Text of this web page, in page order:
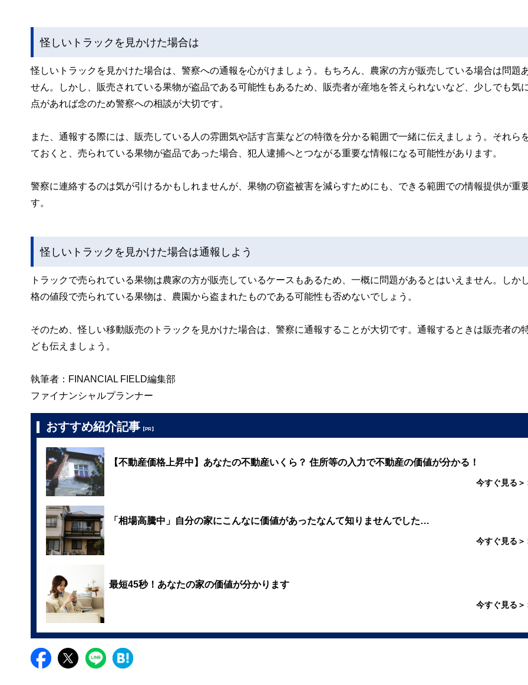
怪しいトラックを見かけた場合は
怪しいトラックを見かけた場合は、警察への通報を心がけましょう。もちろん、農家の方が販売している場合は問題
せん。しかし、販売されている果物が盗品である可能性もあるため、販売者が産地を答えられないなど、少しでも気
点があれば念のため警察への相談が大切です。
また、通報する際には、販売している人の雰囲気や話す言葉などの特徴を分かる範囲で一緒に伝えましょう。それら
ておくと、売られている果物が盗品であった場合、犯人逮捕へとつながる重要な情報になる可能性があります。
警察に連絡するのは気が引けるかもしれませんが、果物の窃盗被害を減らすためにも、できる範囲での情報提供が重
す。
怪しいトラックを見かけた場合は通報しよう
トラックで売られている果物は農家の方が販売しているケースもあるため、一概に問題があるとはいえません。しか
格の値段で売られている果物は、農園から盗まれたものである可能性も否めないでしょう。
そのため、怪しい移動販売のトラックを見かけた場合は、警察に通報することが大切です。通報するときは販売者の
ども伝えましょう。
執筆者：FINANCIAL FIELD編集部
ファイナンシャルプランナー
おすすめ紹介記事 【PR】
【不動産価格上昇中】あなたの不動産いくら？ 住所等の入力で不動産の価値が分かる！
今すぐ見る＞
「相場高騰中」自分の家にこんなに価値があったなんて知りませんでした…
今すぐ見る＞
最短45秒！あなたの家の価値が分かります
今すぐ見る＞